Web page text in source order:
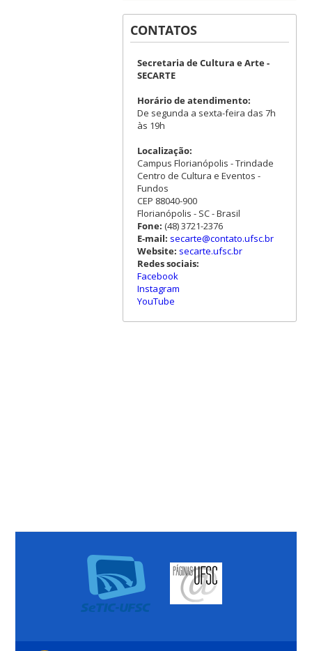
CONTATOS
Secretaria de Cultura e Arte -
SECARTE
Horário de atendimento:
De segunda a sexta-feira das 7h
às 19h
Localização:
Campus Florianópolis - Trindade
Centro de Cultura e Eventos -
Fundos
CEP 88040-900
Florianópolis - SC - Brasil
Fone: (48) 3721-2376
E-mail: secarte@contato.ufsc.br
Website: secarte.ufsc.br
Redes sociais:
Facebook
Instagram
YouTube